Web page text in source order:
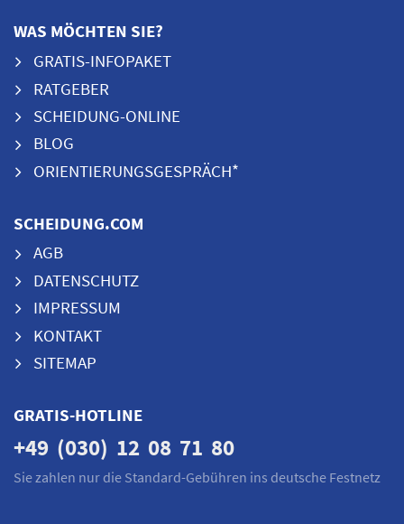
WAS MÖCHTEN SIE?
GRATIS-INFOPAKET
RATGEBER
SCHEIDUNG-ONLINE
BLOG
ORIENTIERUNGSGESPRÄCH*
SCHEIDUNG.COM
AGB
DATENSCHUTZ
IMPRESSUM
KONTAKT
SITEMAP
GRATIS-HOTLINE
+49 (030) 12 08 71 80
Sie zahlen nur die Standard-Gebühren ins deutsche Festnetz